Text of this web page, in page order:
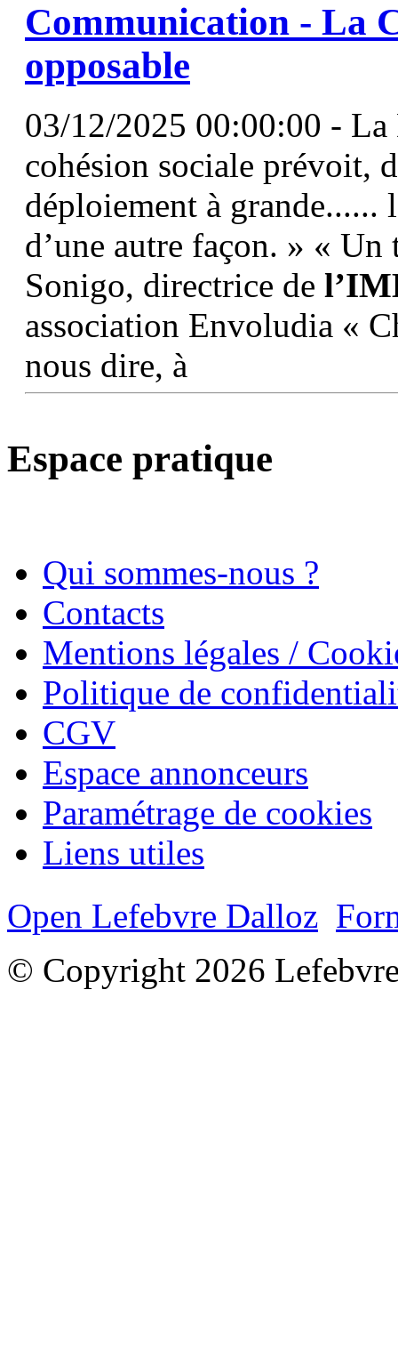
Communication - La
opposable
03/12/2025 00:00:00 -
cohésion sociale prévoit,
déploiement à grande......
d’une autre façon. » «
Sonigo, directrice de
association Envoludia «
nous dire, à
Espace pratique
Qui sommes-nous ?
Contacts
Mentions légales /
Politique de
CGV
Espace annonceurs
Paramétrage de cookies
Liens utiles
Open Lefebvre Dalloz
© Copyright 2026